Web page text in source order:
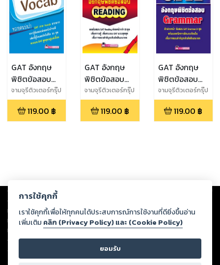
GAT อังกฤษ
พิชิตข้อสอบ
Vocab
จามจุรีติวเตอร์กรุ๊ป
119.00 ฿
GAT อังกฤษ
พิชิตข้อสอบ
Reading
จามจุรีติวเตอร์กรุ๊ป
119.00 ฿
GAT อังกฤษ
พิชิตข้อสอบ
Grammar
จามจุรีติวเตอร์กรุ๊ป
119.00 ฿
Copyright © 2026
ต่อผลงานหรือเนื้อหาใดที่อัปโหลดผ่านเว็บไซต์และปรากฏว่าละเมิดสิทธิใน
ทรัพย์สินทางปัญญาของบุคคลอื่นหรือขัดต่อกฎหมายและศีลธรรม ดังนั้น ผู้อ่าน
ทุกท่านโปรดใช้วิจารณญาณในการกลั่นกรองด้วยตนเอง และหากท่านพบว่าส่วน
หนึ่งส่วนใดขัดต่อกฎหมายและศีลธรรม กรุณาแจ้งมายังบริษัท เพื่อทีมงานจะได้
ดำเนินการในทันที ทั้งนี้ ทางสตอรี่ล็อกขอสงวนลิขสิทธิ์ตามพระราชบัญญัติ
ลิขสิทธิ์ พ.ศ. 2537 (ฉบับล่าสุด)
การใช้คุกกี้
เราใช้คุกกี้เพื่อให้ทุกคนได้ประสบการณ์การใช้งานที่ดียิ่งขึ้นอ่าน
เพิ่มเติม คลิก (Privacy Policy) และ (Cookie Policy)
ยอมรับ